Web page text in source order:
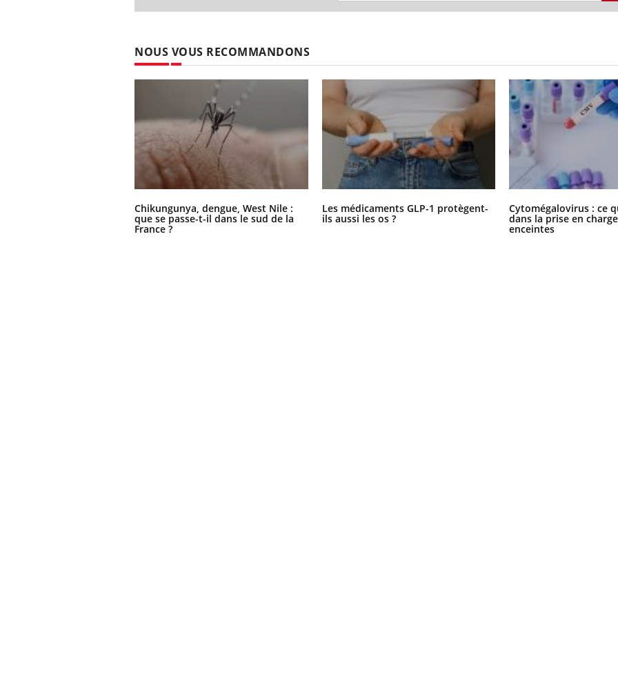
NOUS VOUS RECOMMANDONS
Chikungunya, dengue, West Nile :
que se passe-t-il dans le sud de la
France ?
Les médicaments GLP-1 protègent-
ils aussi les os ?
Cytomégalovirus : ce
dans la prise en
enceintes